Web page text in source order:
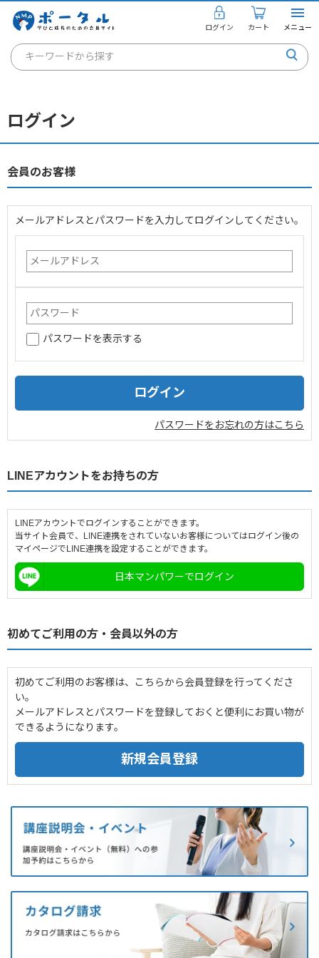
ログイン カート メニュー
キーワードから探す
通信講座
講座を探す
個人のお客様
法人のお客様
企業情報
採用情報
ログイン
会員のお客様
メールアドレスとパスワードを入力してログインしてください。
パスワードを表示する
パスワードをお忘れの方はこちら
LINEアカウントをお持ちの方
LINEアカウントでログインすることができます。
当サイト会員で、LINE連携をされていないお客様についてはログイン後の
マイページでLINE連携を設定することができます。
日本マンパワーでログイン
初めてご利用の方・会員以外の方
初めてご利用のお客様は、こちらから会員登録を行ってくださ
い。
メールアドレスとパスワードを登録しておくと便利にお買い物が
できるようになります。